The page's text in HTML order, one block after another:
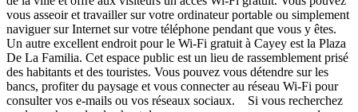
vous asseoir et travailler sur votre ordinateur portable ou simplement
naviguer sur Internet sur votre téléphone pendant que vous y êtes.
Un autre excellent endroit pour le Wi-Fi gratuit à Cayey est la Plaza
De La Familia. Cet espace public est un lieu de rassemblement prisé
des habitants et des touristes. Vous pouvez vous détendre sur les
bancs, profiter du paysage et vous connecter au réseau Wi-Fi pour
consulter vos e-mails ou vos réseaux sociaux. Si vous recherchez